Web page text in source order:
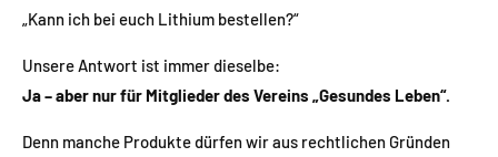
„Kann ich bei euch Lithium bestellen?“
Unsere Antwort ist immer dieselbe:
Ja – aber nur für Mitglieder des Vereins „Gesundes Leben“.
Denn manche Produkte dürfen wir aus rechtlichen Gründen